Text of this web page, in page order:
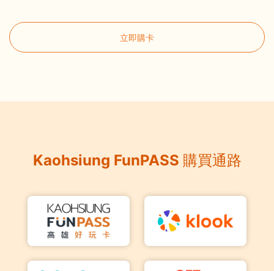
立即購卡
Kaohsiung FunPASS 購買通路